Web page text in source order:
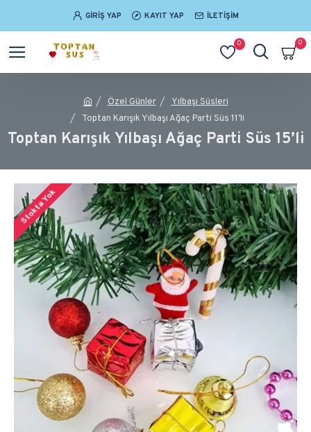
GIRIŞ YAP KAYIT YAP İLETIŞIM
0 0
Özel Günler
Yılbaşı Süsleri
Toptan Karışık Yılbaşı Ağaç Parti Süs 11’li
Toptan Karışık Yılbaşı Ağaç Parti Süs 15’li
Stokta Yok